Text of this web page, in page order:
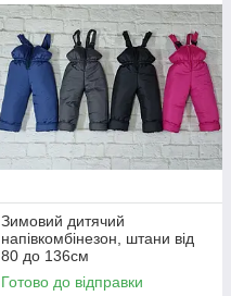
Зимовий дитячий
напівкомбінезон, штани від
80 до 136см
Готово до відправки